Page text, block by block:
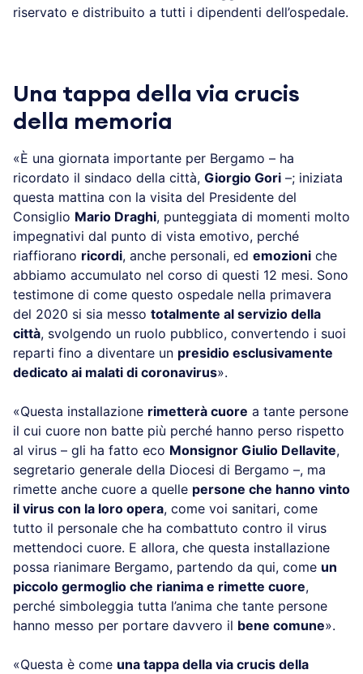
riservato e distribuito a tutti i dipendenti dell’ospedale.
Una tappa della via crucis
della memoria
«È una giornata importante per Bergamo – ha
ricordato il sindaco della città, Giorgio Gori –; iniziata
questa mattina con la visita del Presidente del
Consiglio Mario Draghi, punteggiata di momenti molto
impegnativi dal punto di vista emotivo, perché
riaffiorano ricordi, anche personali, ed emozioni che
abbiamo accumulato nel corso di questi 12 mesi. Sono
testimone di come questo ospedale nella primavera
del 2020 si sia messo totalmente al servizio della
città, svolgendo un ruolo pubblico, convertendo i suoi
reparti fino a diventare un presidio esclusivamente
dedicato ai malati di coronavirus».
«Questa installazione rimetterà cuore a tante persone
il cui cuore non batte più perché hanno perso rispetto
al virus – gli ha fatto eco Monsignor Giulio Dellavite,
segretario generale della Diocesi di Bergamo –, ma
rimette anche cuore a quelle persone che hanno vinto
il virus con la loro opera, come voi sanitari, come
tutto il personale che ha combattuto contro il virus
mettendoci cuore. E allora, che questa installazione
possa rianimare Bergamo, partendo da qui, come un
piccolo germoglio che rianima e rimette cuore,
perché simboleggia tutta l’anima che tante persone
hanno messo per portare davvero il bene comune».
«Questa è come una tappa della via crucis della